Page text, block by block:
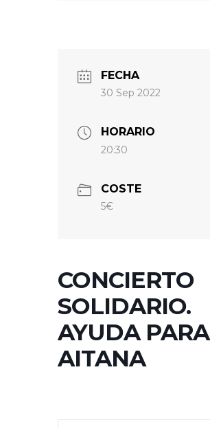
FECHA
30 Sep 2022
HORARIO
20:30
COSTE
5€
CONCIERTO
SOLIDARIO.
AYUDA PARA
AITANA